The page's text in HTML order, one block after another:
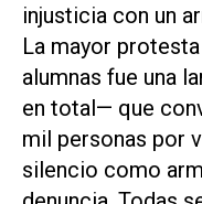
injusticia con un
La mayor
alumnas fue una
en total— que
mil personas por
silencio como